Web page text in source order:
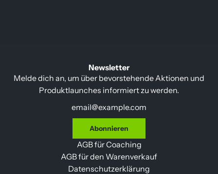
Newsletter
Melde dich an, um über bevorstehende Aktionen und
Produktlaunches informiert zu werden.
Abonnieren
AGB für Coaching
AGB für den Warenverkauf
Datenschutzerklärung